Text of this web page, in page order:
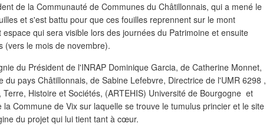
de la Communauté de Communes du Châtillonnais, qui a mené le
et s'est battu pour que ces fouilles reprennent sur le mont
qui sera visible lors des journées du Patrimoine et ensuite
(vers le mois de novembre).
du Président de l'INRAP Dominique Garcia, de Catherine Monnet,
du pays Châtillonnais, de Sabine Lefebvre, Directrice de l'UMR 6298 ,
Terre, Histoire et Sociétés, (ARTEHIS) Université de Bourgogne et
Commune de Vix sur laquelle se trouve le tumulus princier et le site
du projet qui lui tient tant à cœur.